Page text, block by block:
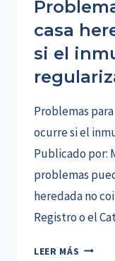
casa
si el
Problemas
ocurre si el
Publicado por:
problemas
heredada no
Registro o el
LEER MÁS